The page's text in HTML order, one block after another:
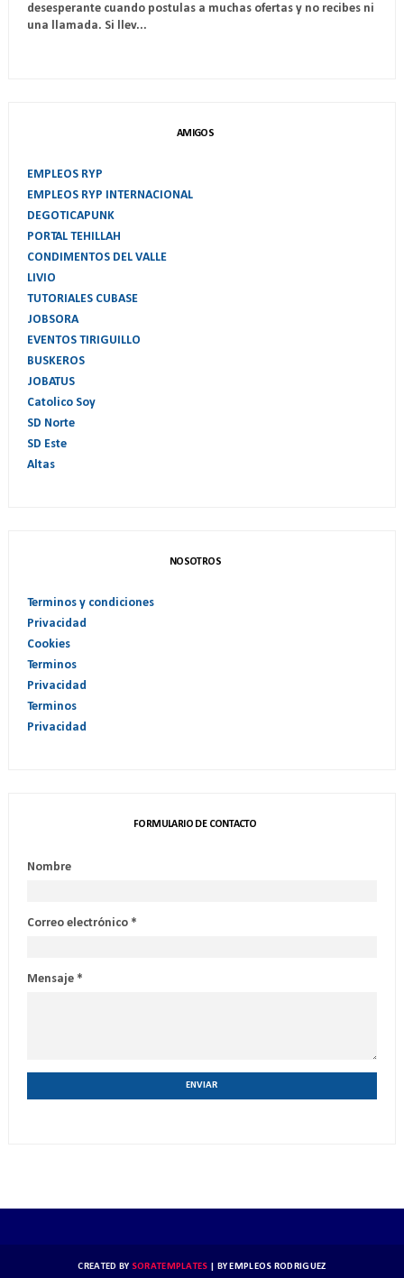
desesperante cuando postulas a muchas ofertas y no recibes ni
una llamada. Si llev...
AMIGOS
EMPLEOS RYP
EMPLEOS RYP INTERNACIONAL
DEGOTICAPUNK
PORTAL TEHILLAH
CONDIMENTOS DEL VALLE
LIVIO
TUTORIALES CUBASE
JOBSORA
EVENTOS TIRIGUILLO
BUSKEROS
JOBATUS
Catolico Soy
SD Norte
SD Este
Altas
NOSOTROS
Terminos y condiciones
Privacidad
Cookies
Terminos
Privacidad
Terminos
Privacidad
FORMULARIO DE CONTACTO
Nombre
Correo electrónico *
Mensaje *
CREATED BY SORATEMPLATES | BYEMPLEOS RODRIGUEZ